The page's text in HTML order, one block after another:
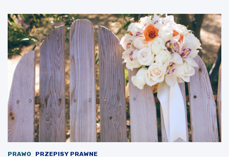
PRAWO PRZEPISY PRAWNE